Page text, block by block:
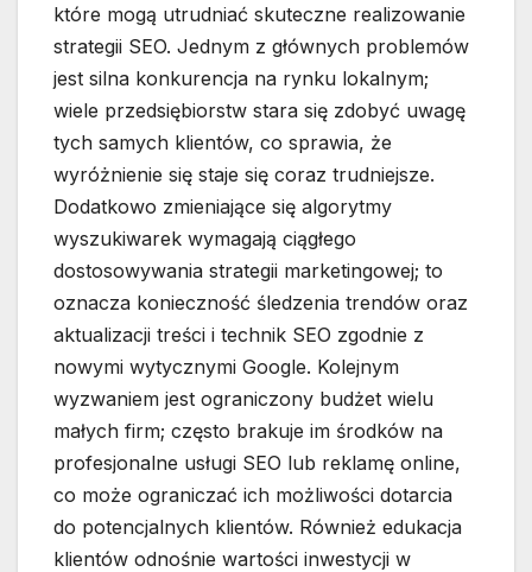
które mogą utrudniać skuteczne realizowanie
strategii SEO. Jednym z głównych problemów
jest silna konkurencja na rynku lokalnym;
wiele przedsiębiorstw stara się zdobyć uwagę
tych samych klientów, co sprawia, że
wyróżnienie się staje się coraz trudniejsze.
Dodatkowo zmieniające się algorytmy
wyszukiwarek wymagają ciągłego
dostosowywania strategii marketingowej; to
oznacza konieczność śledzenia trendów oraz
aktualizacji treści i technik SEO zgodnie z
nowymi wytycznymi Google. Kolejnym
wyzwaniem jest ograniczony budżet wielu
małych firm; często brakuje im środków na
profesjonalne usługi SEO lub reklamę online,
co może ograniczać ich możliwości dotarcia
do potencjalnych klientów. Również edukacja
klientów odnośnie wartości inwestycji w